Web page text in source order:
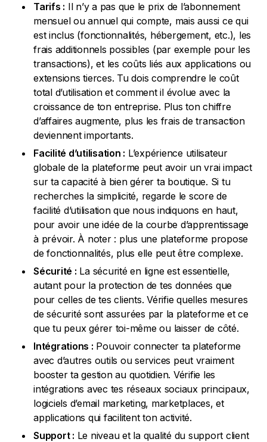
Tarifs : Il n’y a pas que le prix de l’abonnement
mensuel ou annuel qui compte, mais aussi ce qui
est inclus (fonctionnalités, hébergement, etc.), les
frais additionnels possibles (par exemple pour les
transactions), et les coûts liés aux applications ou
extensions tierces. Tu dois comprendre le coût
total d’utilisation et comment il évolue avec la
croissance de ton entreprise. Plus ton chiffre
d’affaires augmente, plus les frais de transaction
deviennent importants.
Facilité d’utilisation : L’expérience utilisateur
globale de la plateforme peut avoir un vrai impact
sur ta capacité à bien gérer ta boutique. Si tu
recherches la simplicité, regarde le score de
facilité d’utilisation que nous indiquons en haut,
pour avoir une idée de la courbe d’apprentissage
à prévoir. À noter : plus une plateforme propose
de fonctionnalités, plus elle peut être complexe.
Sécurité : La sécurité en ligne est essentielle,
autant pour la protection de tes données que
pour celles de tes clients. Vérifie quelles mesures
de sécurité sont assurées par la plateforme et ce
que tu peux gérer toi-même ou laisser de côté.
Intégrations : Pouvoir connecter ta plateforme
avec d’autres outils ou services peut vraiment
booster ta gestion au quotidien. Vérifie les
intégrations avec tes réseaux sociaux principaux,
logiciels d’email marketing, marketplaces, et
applications qui facilitent ton activité.
Support : Le niveau et la qualité du support client